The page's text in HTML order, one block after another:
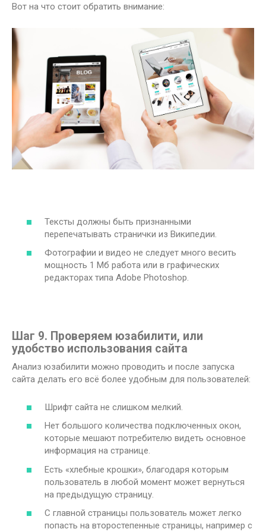
Вот на что стоит обратить внимание:
Тексты должны быть признанными
перепечатывать странички из Википедии.
Фотографии и видео не следует много весить
мощность 1 Мб работа или в графических
редакторах типа Adobe Photoshop.
Шаг 9. Проверяем юзабилити, или
удобство использования сайта
Анализ юзабилити можно проводить и после запуска
сайта делать его всё более удобным для пользователей:
Шрифт сайта не слишком мелкий.
Нет большого количества подключенных окон,
которые мешают потребителю видеть основное
информация на странице.
Есть «хлебные крошки», благодаря которым
пользователь в любой момент может вернуться
на предыдущую страницу.
С главной страницы пользователь может легко
попасть на второстепенные страницы, например с